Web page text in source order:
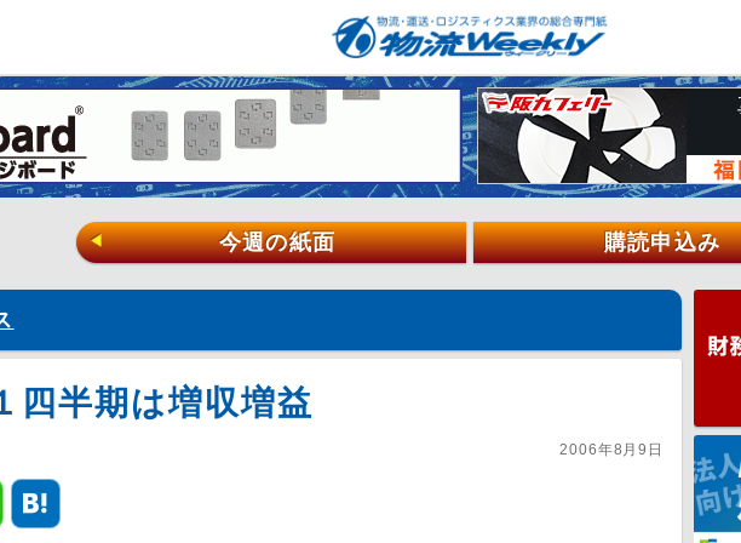
◀ 今週の紙面 購読申込み
半期は増収増益
2006年8月9日